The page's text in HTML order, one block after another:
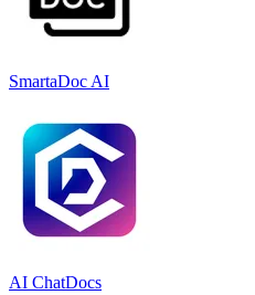
SmartaDoc AI
AI ChatDocs